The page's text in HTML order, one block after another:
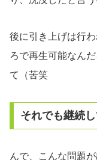
後に引き上げは行
ろで再生可能なん
て（苦笑
それでも継続
んで、こんな問題